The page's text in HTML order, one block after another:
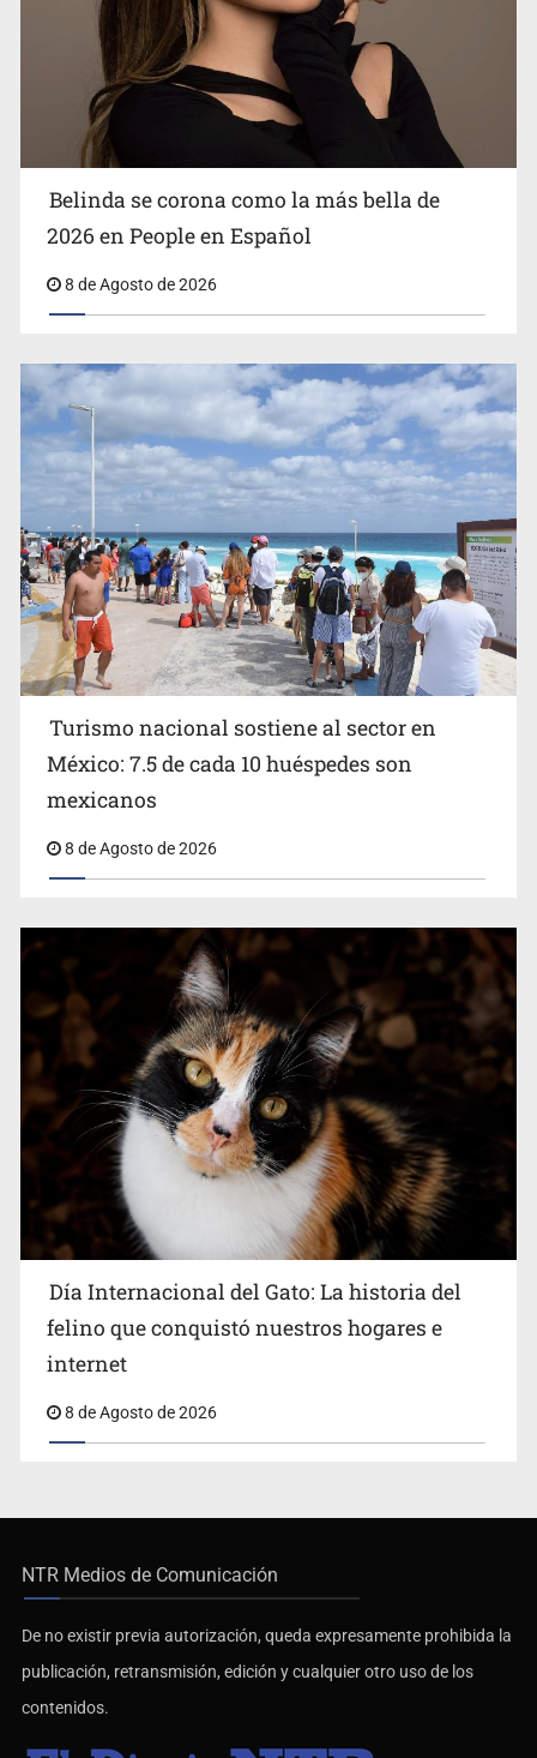
Ciclosporiasis no representa un riesgo epidemiológico
masivo
EU reanudará este sábado inspecciones de aguacate en
Michoacán
Belinda se corona como la más bella de 2026 en People
Belinda se corona como la más bella de
2026 en People en Español
8 de Agosto de 2026
Turismo nacional sostiene al sector en
México: 7.5 de cada 10 huéspedes son
mexicanos
8 de Agosto de 2026
Día Internacional del Gato: La historia del
felino que conquistó nuestros hogares e
internet
8 de Agosto de 2026
NTR Medios de Comunicación
De no existir previa autorización, queda expresamente prohibida la
publicación, retransmisión, edición y cualquier otro uso de los
contenidos.